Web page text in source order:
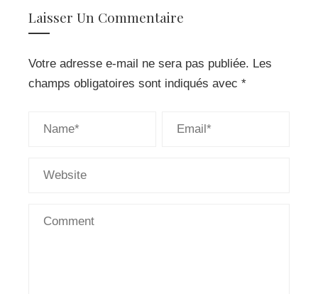
Laisser Un Commentaire
Votre adresse e-mail ne sera pas publiée. Les
champs obligatoires sont indiqués avec *